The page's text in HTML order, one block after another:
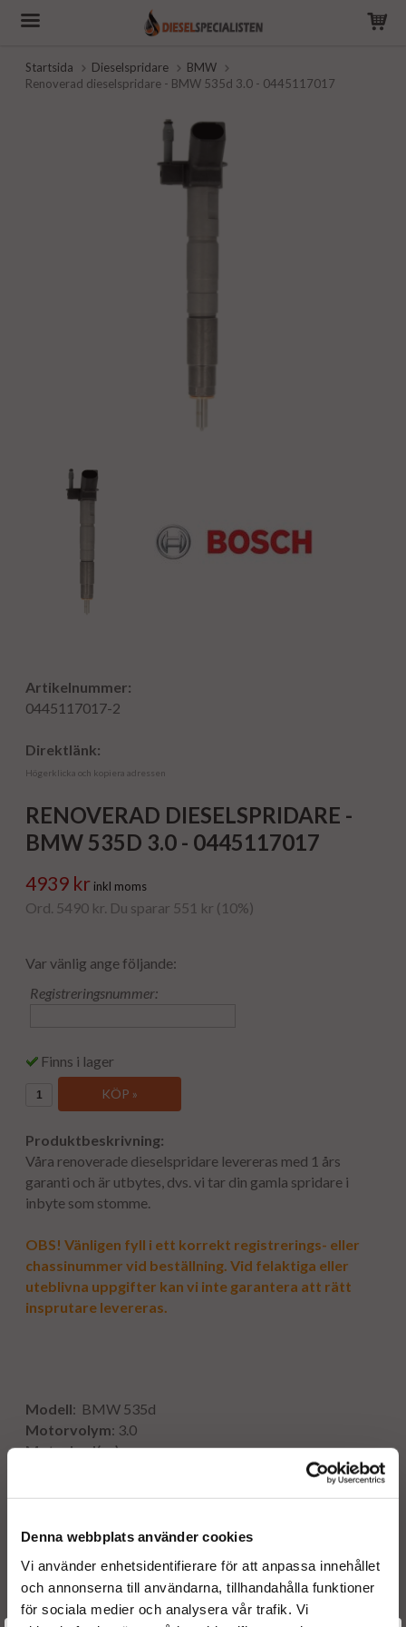
Denna webbplats använder cookies
Vi använder enhetsidentifierare för att anpassa innehållet
och annonserna till användarna, tillhandahålla funktioner
för sociala medier och analysera vår trafik. Vi
Startsida Dieselspridare
BMW
Renoverad dieselspridare - BMW 535d 3.0 - 0445117017
Artikelnummer:
0445117017-2
Direktlänk:
Högerklicka och kopiera adressen
RENOVERAD DIESELSPRIDARE -
BMW 535D 3.0 - 0445117017
4939 kr inkl moms
Ord. 5490 kr. Du sparar 551 kr (10%)
Var vänlig ange följande:
Registreringsnummer:
Finns i lager
KÖP »
Produktbeskrivning:
Våra renoverade dieselspridare levereras med 1 års
garanti och är utbytes, dvs. vi tar din gamla spridare i
inbyte som stomme.
OBS! Vänligen fyll i ett korrekt registrerings- eller
chassinummer vid beställning. Vid felaktiga eller
uteblivna uppgifter kan vi inte garantera att rätt
insprutare levereras.
Modell: BMW 535d
Motorvolym: 3.0
Motorkod(er):N57 D30 B
Originalnummer:
13537805430 BMW